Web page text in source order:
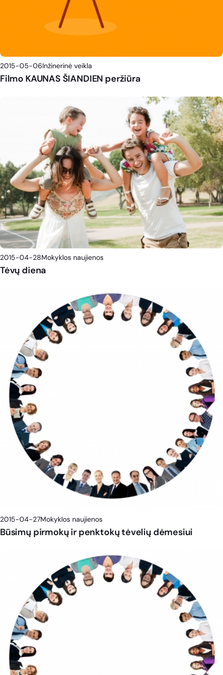
2015-05-06Inžinerinė veikla
Filmo KAUNAS ŠIANDIEN peržiūra
2015-04-28Mokyklos naujienos
Tėvų diena
2015-04-27Mokyklos naujienos
Būsimų pirmokų ir penktokų tėvelių dėmesiui